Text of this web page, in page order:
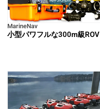
MarineNav
小型パワフルな300m級ROV